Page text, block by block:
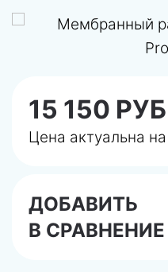
15 150 РУБ
Цена актуальна
ДОБАВИТЬ
В СРАВНЕНИЕ